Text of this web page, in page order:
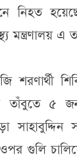
নিহত
মন্ত্রণালয় এ
শরণার্থী
তাঁবুতে ৫
গুলি